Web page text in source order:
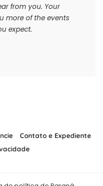
from you. Your
more of the events
expect.
Contato e Expediente